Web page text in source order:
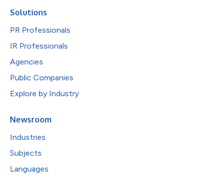
Solutions
PR Professionals
IR Professionals
Agencies
Public Companies
Explore by Industry
Newsroom
Industries
Subjects
Languages